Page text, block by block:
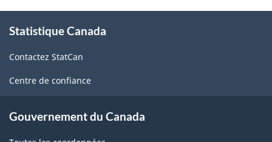
propos
ce
site
Statistique Canada
Contactez StatCan
Centre de confiance
Gouvernement du Canada